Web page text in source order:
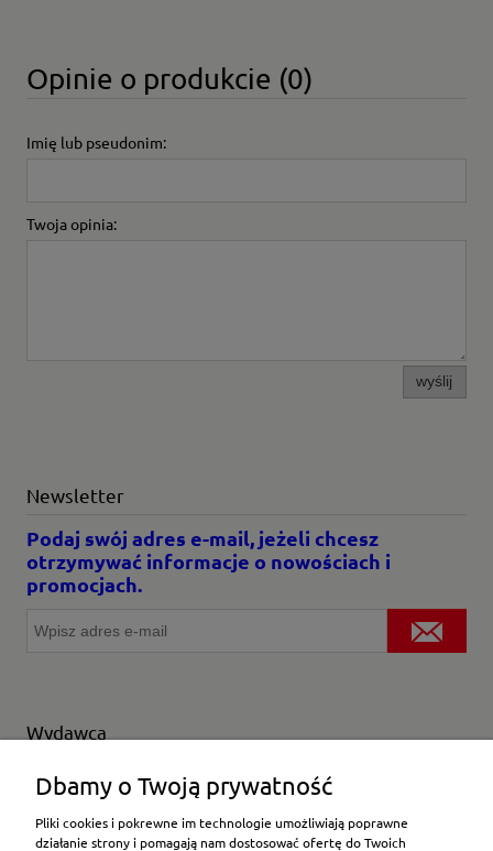
Opinie o produkcie (0)
Imię lub pseudonim:
Twoja opinia:
wyślij
Newsletter
Podaj swój adres e-mail, jeżeli chcesz
otrzymywać informacje o nowościach i
promocjach.
Wydawca
Wybierz producenta
Dbamy o Twoją prywatność
Pliki cookies i pokrewne im technologie umożliwiają poprawne
działanie strony i pomagają nam dostosować ofertę do Twoich